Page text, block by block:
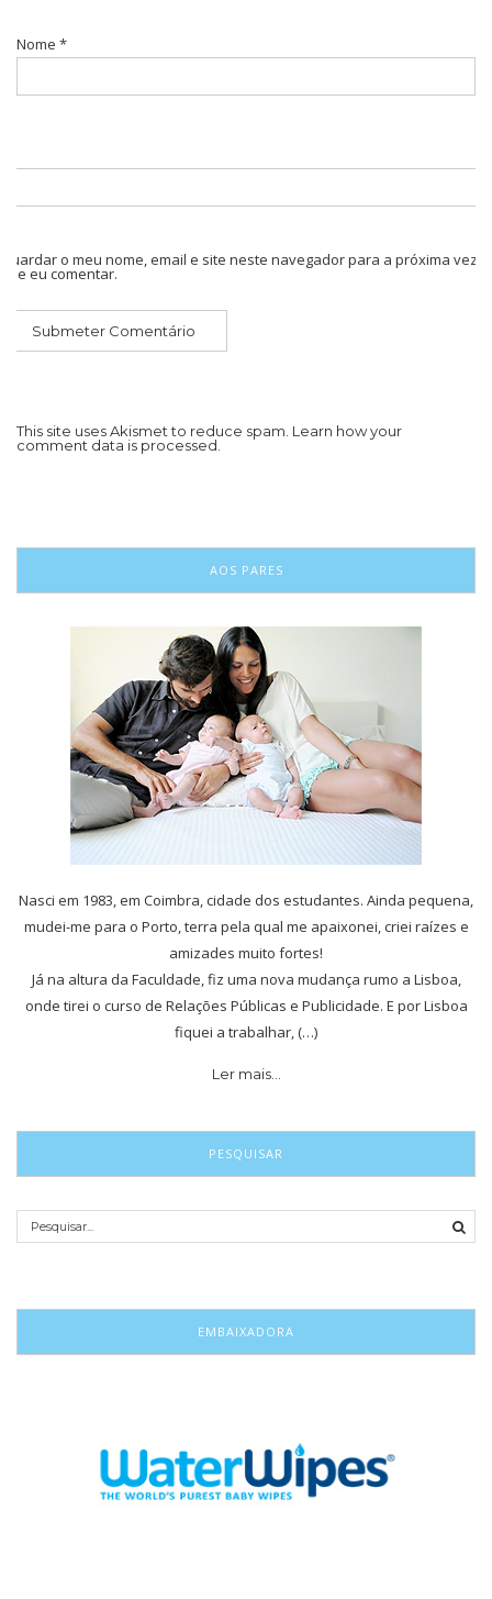
Nome *
Guardar o meu nome, email e site neste navegador para a próxima vez
que eu comentar.
This site uses Akismet to reduce spam. Learn how your
comment data is processed.
AOS PARES
Nasci em 1983, em Coimbra, cidade dos estudantes. Ainda pequena,
mudei-me para o Porto, terra pela qual me apaixonei, criei raízes e
amizades muito fortes!
Já na altura da Faculdade, fiz uma nova mudança rumo a Lisboa,
onde tirei o curso de Relações Públicas e Publicidade. E por Lisboa
fiquei a trabalhar, (…)
Ler mais…
PESQUISAR
EMBAIXADORA